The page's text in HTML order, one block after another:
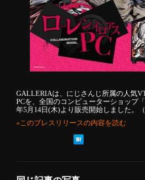
GALLERIAは、にじさんじ所属の人気
PCを、全国のコンピューターショップ
年5月14日(木)より販売開始しました。
»このプレスリリースの内容を読む